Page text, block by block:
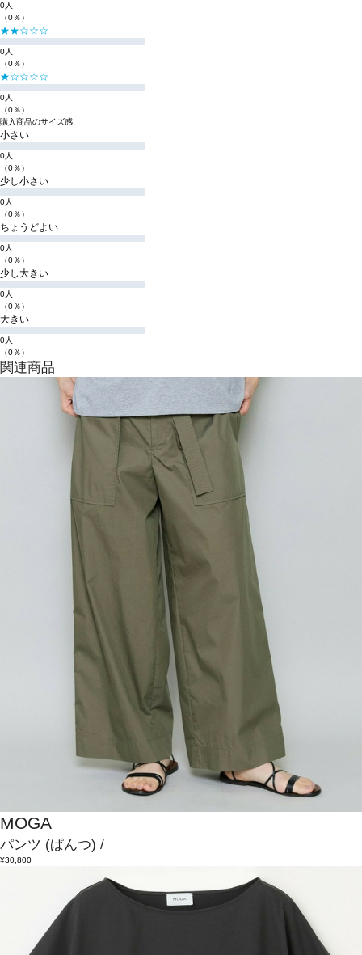
0人
（0％）
★★☆☆☆
0人
（0％）
★☆☆☆☆
0人
（0％）
購入商品のサイズ感
小さい
0人
（0％）
少し小さい
0人
（0％）
ちょうどよい
0人
（0％）
少し大きい
0人
（0％）
大きい
0人
（0％）
関連商品
MOGA
パンツ (ぱんつ) /
¥30,800